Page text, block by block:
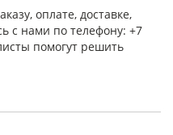
оплате, доставке,
с нами по телефону: +7
помогут решить